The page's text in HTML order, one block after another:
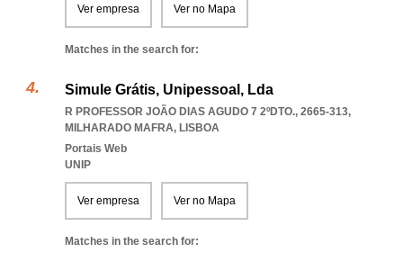
Ver empresa Ver no Mapa
Matches in the search for:
Simule Grátis, Unipessoal, Lda
R PROFESSOR JOÃO DIAS AGUDO 7 2ºDTO., 2665-313,
MILHARADO MAFRA, LISBOA
Portais Web
UNIP
Ver empresa Ver no Mapa
Matches in the search for: